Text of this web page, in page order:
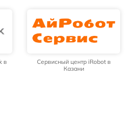
в
Сервисный центр iRobot в
Казани